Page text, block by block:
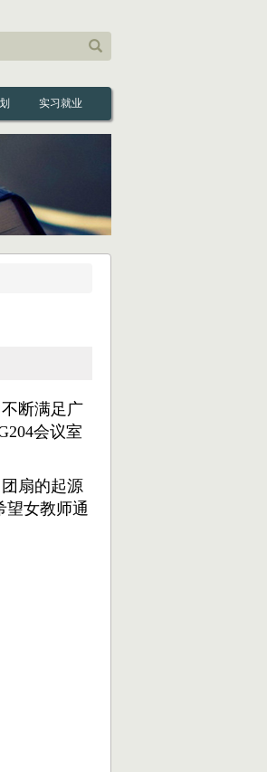
实习就业
不断满足广
会议室
扇的起源
望女教师通